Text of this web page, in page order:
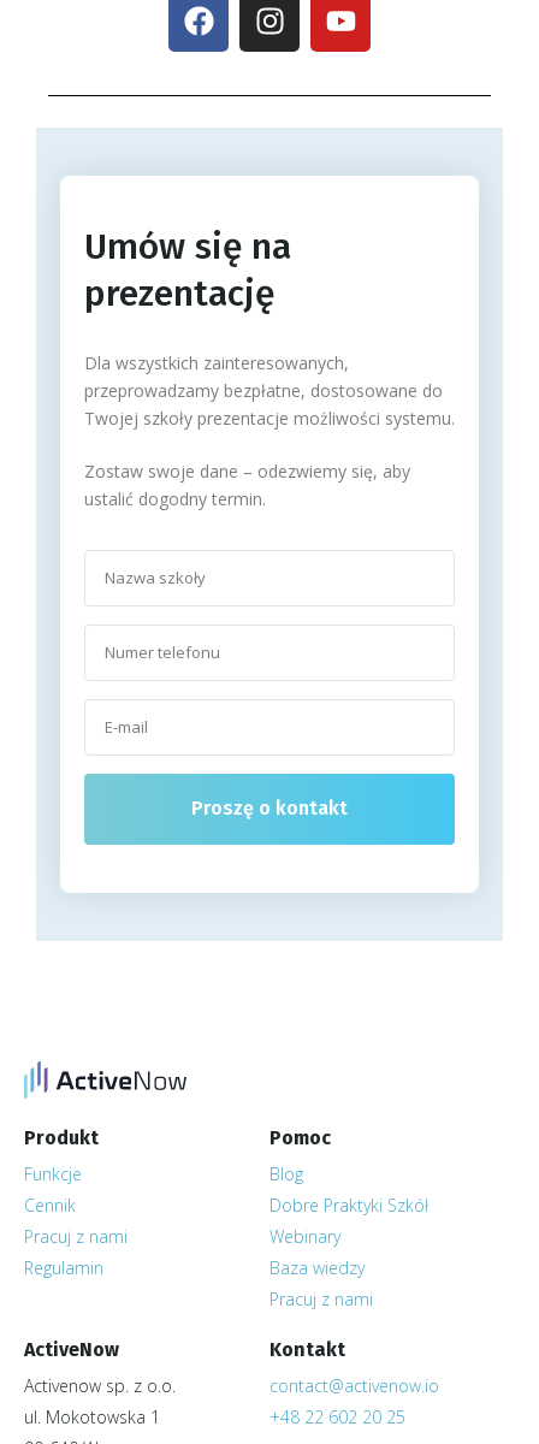
Umów się na
prezentację
Dla wszystkich zainteresowanych,
przeprowadzamy bezpłatne, dostosowane do
Twojej szkoły prezentacje możliwości systemu.
Zostaw swoje dane – odezwiemy się, aby
ustalić dogodny termin.
Proszę o kontakt
Produkt
Funkcje
Cennik
Pracuj z nami
Regulamin
Pomoc
Blog
Dobre Praktyki Szkół
Webinary
Baza wiedzy
Pracuj z nami
ActiveNow
Activenow sp. z o.o.
ul. Mokotowska 1
Kontakt
contact@activenow.io
+48 22 602 20 25